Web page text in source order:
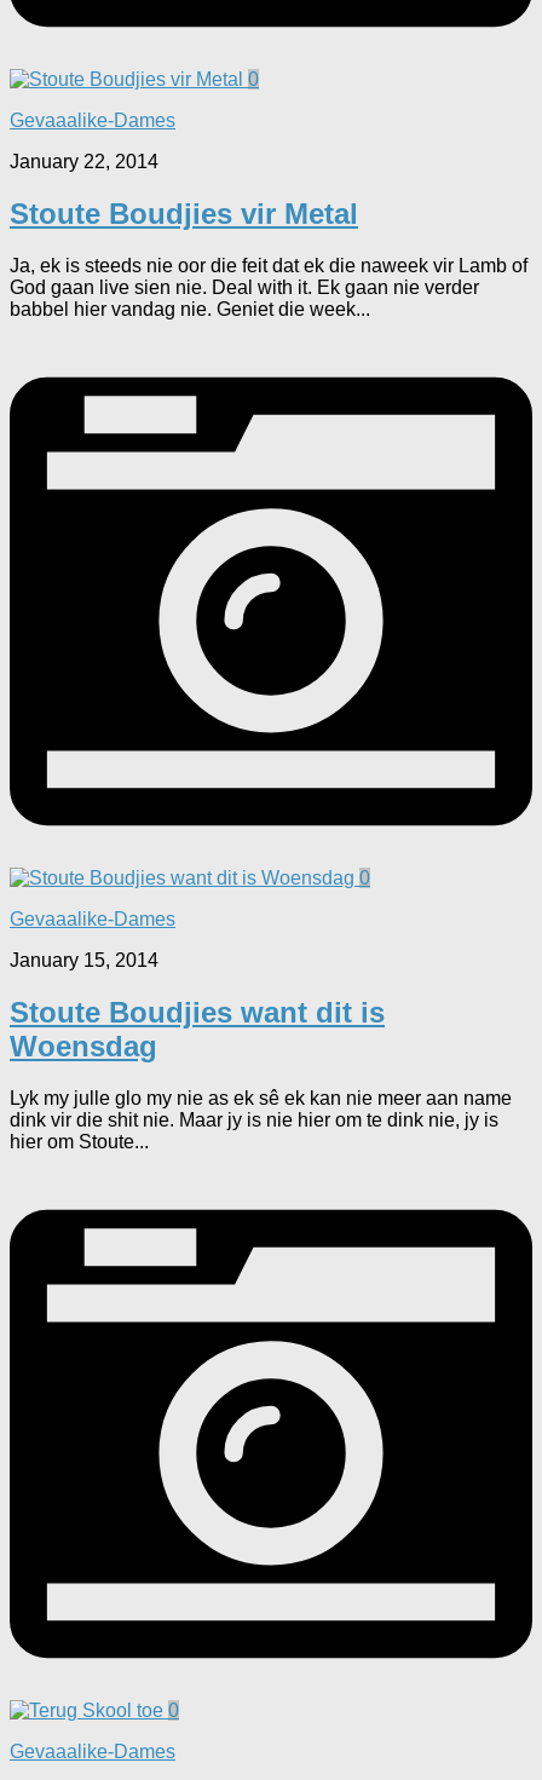
0
Gevaaalike-Dames
January 22, 2014
Stoute Boudjies vir Metal
Ja, ek is steeds nie oor die feit dat ek die naweek vir Lamb of
God gaan live sien nie. Deal with it. Ek gaan nie verder
babbel hier vandag nie. Geniet die week...
0
Gevaaalike-Dames
January 15, 2014
Stoute Boudjies want dit is
Woensdag
Lyk my julle glo my nie as ek sê ek kan nie meer aan name
dink vir die shit nie. Maar jy is nie hier om te dink nie, jy is
hier om Stoute...
0
Gevaaalike-Dames